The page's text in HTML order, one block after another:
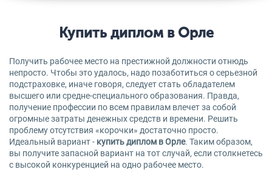
Купить диплом в Орле
Получить рабочее место на престижной должности отнюдь
непросто. Чтобы это удалось, надо позаботиться о серьезной
подстраховке, иначе говоря, следует стать обладателем
высшего или средне-специального образования. Правда,
получение профессии по всем правилам влечет за собой
огромные затраты денежных средств и времени. Решить
проблему отсутствия «корочки» достаточно просто.
Идеальный вариант - купить диплом в Орле. Таким образом,
вы получите запасной вариант на тот случай, если столкнетесь
с высокой конкуренцией на одно рабочее место.